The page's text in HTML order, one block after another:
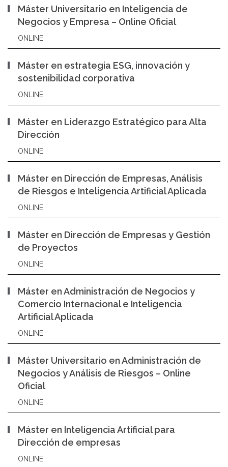
Máster Universitario en Inteligencia de
Negocios y Empresa – Online Oficial
ONLINE
Máster en estrategia ESG, innovación y
sostenibilidad corporativa
ONLINE
Máster en Liderazgo Estratégico para Alta
Dirección
ONLINE
Máster en Dirección de Empresas, Análisis
de Riesgos e Inteligencia Artificial Aplicada
ONLINE
Máster en Dirección de Empresas y Gestión
de Proyectos
ONLINE
Máster en Administración de Negocios y
Comercio Internacional e Inteligencia
Artificial Aplicada
ONLINE
Máster Universitario en Administración de
Negocios y Análisis de Riesgos – Online
Oficial
ONLINE
Máster en Inteligencia Artificial para
Dirección de empresas
ONLINE